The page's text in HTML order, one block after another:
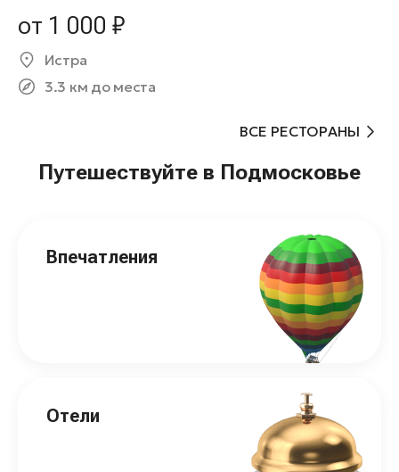
от 1 000 ₽
Истра
3.3 км до места
ВСЕ РЕСТОРАНЫ
Путешествуйте в Подмосковье
Впечатления
Отели